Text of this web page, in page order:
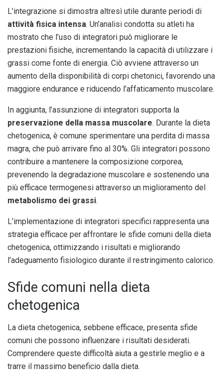
L’integrazione si dimostra altresì utile durante periodi di
attività fisica intensa. Un’analisi condotta su atleti ha
mostrato che l’uso di integratori può migliorare le
prestazioni fisiche, incrementando la capacità di utilizzare i
grassi come fonte di energia. Ciò avviene attraverso un
aumento della disponibilità di corpi chetonici, favorendo una
maggiore endurance e riducendo l’affaticamento muscolare.
In aggiunta, l’assunzione di integratori supporta la
preservazione della massa muscolare. Durante la dieta
chetogenica, è comune sperimentare una perdita di massa
magra, che può arrivare fino al 30%. Gli integratori possono
contribuire a mantenere la composizione corporea,
prevenendo la degradazione muscolare e sostenendo una
più efficace termogenesi attraverso un miglioramento del
metabolismo dei grassi.
L’implementazione di integratori specifici rappresenta una
strategia efficace per affrontare le sfide comuni della dieta
chetogenica, ottimizzando i risultati e migliorando
l’adeguamento fisiologico durante il restringimento calorico.
Sfide comuni nella dieta
chetogenica
La dieta chetogenica, sebbene efficace, presenta sfide
comuni che possono influenzare i risultati desiderati.
Comprendere queste difficoltà aiuta a gestirle meglio e a
trarre il massimo beneficio dalla dieta.